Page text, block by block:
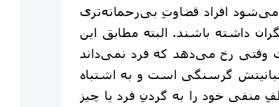
می‌شود افراد قضاوتِ بی‌رحمانه‌تری
داشته باشند. البته مطابق این
وقتی رخ می‌دهد که فرد نمی‌داند
گرسنگی است و به اشتباه
منفی خود را به گردنِ فرد یا چیز